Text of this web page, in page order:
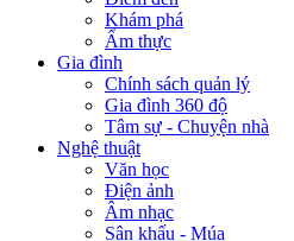
Khám phá
Ẩm thực
Gia đình
Chính sách quản lý
Gia đình 360 độ
Tâm sự - Chuyện nhà
Nghệ thuật
Văn học
Điện ảnh
Âm nhạc
Sân khấu - Múa